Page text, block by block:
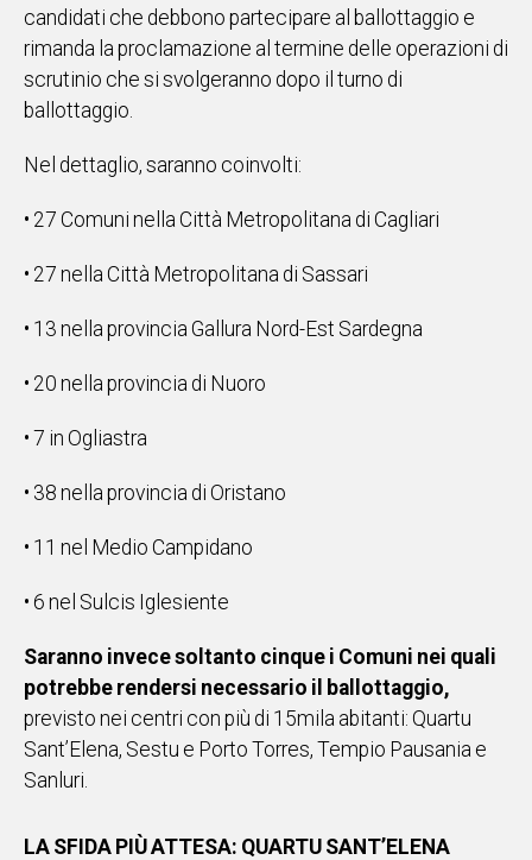
candidati che debbono partecipare al ballottaggio e
rimanda la proclamazione al termine delle operazioni di
scrutinio che si svolgeranno dopo il turno di
ballottaggio.
Nel dettaglio, saranno coinvolti:
•⁠ ⁠27 Comuni nella Città Metropolitana di Cagliari
•⁠ ⁠27 nella Città Metropolitana di Sassari
•⁠ ⁠13 nella provincia Gallura Nord-Est Sardegna
•⁠ ⁠20 nella provincia di Nuoro
•⁠ ⁠7 in Ogliastra
•⁠ ⁠38 nella provincia di Oristano
•⁠ ⁠11 nel Medio Campidano
•⁠ ⁠6 nel Sulcis Iglesiente
Saranno invece soltanto cinque i Comuni nei quali
potrebbe rendersi necessario il ballottaggio,
previsto nei centri con più di 15mila abitanti: Quartu
Sant’Elena, Sestu e Porto Torres, Tempio Pausania e
Sanluri.
LA SFIDA PIÙ ATTESA: QUARTU SANT’ELENA